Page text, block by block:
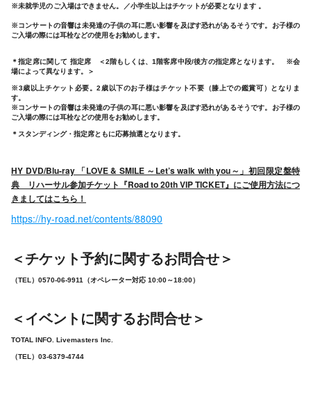
※未就学児のご入場はできません。／小学生以上はチケットが必要となります 。
※コンサートの音響は未発達の子供の耳に悪い影響を及ぼす恐れがあるそうです。お子様の
ご入場の際には耳栓などの使用をお勧めします。
＊指定席に関して 指定席 ＜2階もしくは、1階客席中段/後方の指定席となります。 ※会
場によって異なります。＞
※3歳以上チケット必要。2歳以下のお子様はチケット不要（膝上での鑑賞可）となりま
す。
※コンサートの音響は未発達の子供の耳に悪い影響を及ぼす恐れがあるそうです。お子様の
ご入場の際には耳栓などの使用をお勧めします。
＊スタンディング・指定席ともに応募抽選となります。
HY DVD/Blu-ray 「LOVE & SMILE ～Let’s walk with you～」初回限定盤特
典
リハーサル参加チケット『Road to 20th VIP TICKET』にご使用方法につ
きましてはこちら！
https://hy-road.net/contents/88090
＜チケット予約に関するお問合せ＞
（TEL）0570-06-9911（オペレーター対応 10:00～18:00）
＜イベントに関するお問合せ＞
TOTAL INFO. Livemasters Inc.
（TEL）03-6379-4744